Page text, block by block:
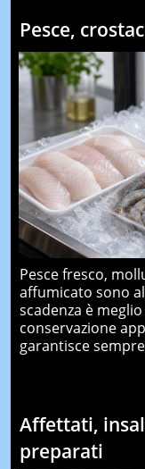
Pesce,
Pesce fresco,
affumicato sono
scadenza è
conservazione
garantisce
Affettati,
preparati